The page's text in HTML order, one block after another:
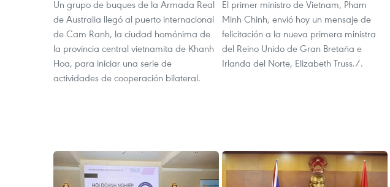
Un grupo de buques de la Armada Real
de Australia llegó al puerto internacional
de Cam Ranh, la ciudad homónima de
la provincia central vietnamita de Khanh
Hoa, para iniciar una serie de
actividades de cooperación bilateral.
El primer ministro de Vietnam, Pham
Minh Chinh, envió hoy un mensaje de
felicitación a la nueva primera ministra
del Reino Unido de Gran Bretaña e
Irlanda del Norte, Elizabeth Truss./.